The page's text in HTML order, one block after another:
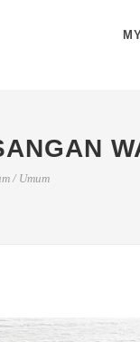
/ Umum